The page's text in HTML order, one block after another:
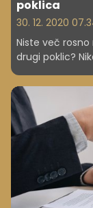
poklica
30. 12. 2020
Niste več
drugi poklic?